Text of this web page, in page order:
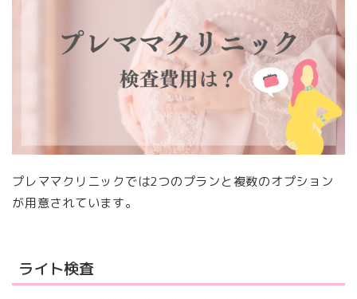
プレママクリニックでは2つのプランと複数のオプション
が用意されています。
ライト検査